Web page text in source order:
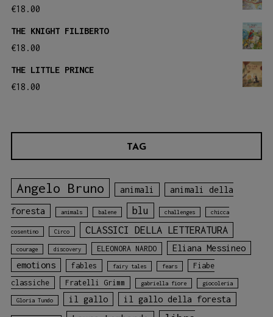
€18.00
THE KNIGHT FILIBERTO
€18.00
THE LITTLE PRINCE
€18.00
TAG
Angelo Bruno animali animali della
foresta animals balene blu challenges chicca
cosentino Circo CLASSICI DELLA LETTERATURA
courage discovery ELEONORA NARDO
Eliana Messineo
emotions
fables fairy tales fears
Fiabe
classiche
Fratelli Grimm gabriella fiore giocoleria
Gloria Tundo il gallo il gallo della foresta